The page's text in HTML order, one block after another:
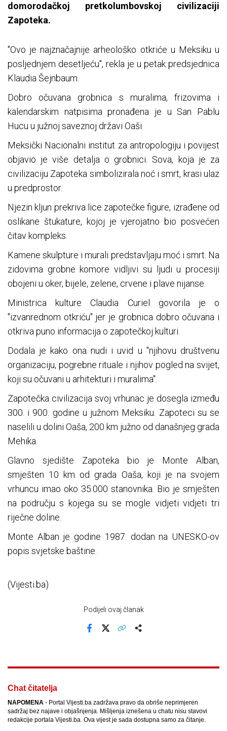
domorodačkoj pretkolumbovskoj civilizaciji
Zapoteka.
"Ovo je najznačajnije arheološko otkriće u Meksiku u
posljednjem desetljeću", rekla je u petak predsjednica
Klaudia Šejnbaum.
Dobro očuvana grobnica s muralima, frizovima i
kalendarskim natpisima pronađena je u San Pablu
Hucu u južnoj saveznoj državi Oaši.
Meksički Nacionalni institut za antropologiju i povijest
objavio je više detalja o grobnici. Sova, koja je za
civilizaciju Zapoteka simbolizirala noć i smrt, krasi ulaz
u predprostor.
Njezin kljun prekriva lice zapotečke figure, izrađene od
oslikane štukature, kojoj je vjerojatno bio posvećen
čitav kompleks.
Kamene skulpture i murali predstavljaju moć i smrt. Na
zidovima grobne komore vidljivi su ljudi u procesiji
obojeni u oker, bijele, zelene, crvene i plave nijanse.
Ministrica kulture Claudia Curiel govorila je o
"izvanrednom otkriću" jer je grobnica dobro očuvana i
otkriva puno informacija o zapotečkoj kulturi.
Dodala je kako ona nudi i uvid u "njihovu društvenu
organizaciju, pogrebne rituale i njihov pogled na svijet,
koji su očuvani u arhitekturi i muralima".
Zapotečka civilizacija svoj vrhunac je dosegla između
300. i 900. godine u južnom Meksiku. Zapoteci su se
naselili u dolini Oaša, 200 km južno od današnjeg grada
Mehika.
Glavno sjedište Zapoteka bio je Monte Alban,
smješten 10 km od grada Oaša, koji je na svojem
vrhuncu imao oko 35.000 stanovnika. Bio je smješten
na području s kojega su se mogle vidjeti vidjeti tri
riječne doline.
Monte Alban je godine 1987. dodan na UNESKO-ov
popis svjetske baštine.
(Vijesti.ba)
Podijeli ovaj članak
Chat čitatelja
NAPOMENA - Portal Vijesti.ba zadržava pravo da obriše neprimjeren
sadržaj bez najave i objašnjenja. Mišljenja iznešena u chatu nisu stavovi
redakcije portala Vijesti.ba. Ova vijest je sada dostupna samo za čitanje.